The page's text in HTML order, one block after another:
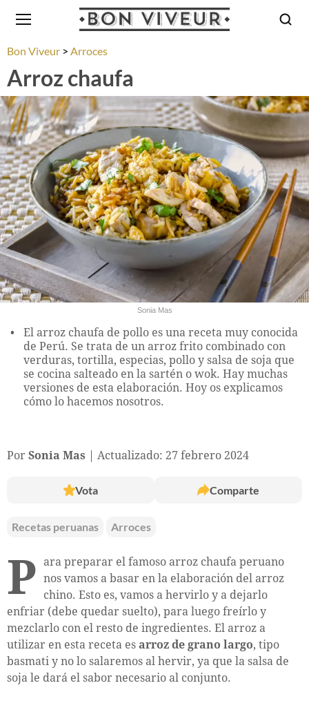
Bon Viveur Arroces
Arroz chaufa
Sonia Mas
El arroz chaufa de pollo es una receta muy conocida
de Perú. Se trata de un arroz frito combinado con
verduras, tortilla, especias, pollo y salsa de soja que
se cocina salteado en la sartén o wok. Hay muchas
versiones de esta elaboración. Hoy os explicamos
cómo lo hacemos nosotros.
Por Sonia Mas Actualizado: 27 febrero 2024
Vota Comparte
Recetas peruanas Arroces
P ara preparar el famoso arroz chaufa peruano
nos vamos a basar en la elaboración del arroz
chino. Esto es, vamos a hervirlo y a dejarlo
enfriar (debe quedar suelto), para luego freírlo y
mezclarlo con el resto de ingredientes. El arroz a
utilizar en esta receta es arroz de grano largo, tipo
basmati y no lo salaremos al hervir, ya que la salsa de
soja le dará el sabor necesario al conjunto.